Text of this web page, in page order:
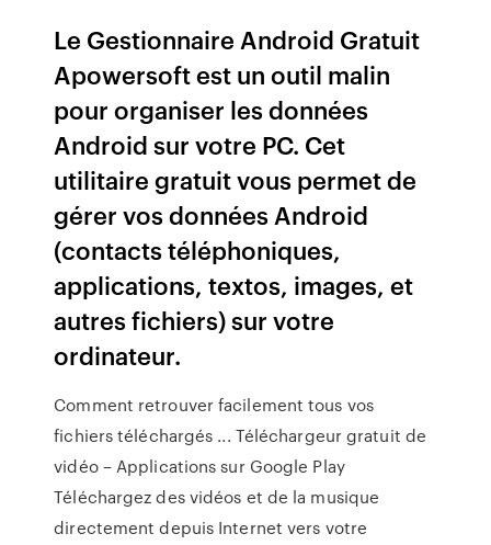
Le Gestionnaire Android Gratuit
Apowersoft est un outil malin
pour organiser les données
Android sur votre PC. Cet
utilitaire gratuit vous permet de
gérer vos données Android
(contacts téléphoniques,
applications, textos, images, et
autres fichiers) sur votre
ordinateur.
Comment retrouver facilement tous vos
fichiers téléchargés ... Téléchargeur gratuit de
vidéo – Applications sur Google Play
Téléchargez des vidéos et de la musique
directement depuis Internet vers votre